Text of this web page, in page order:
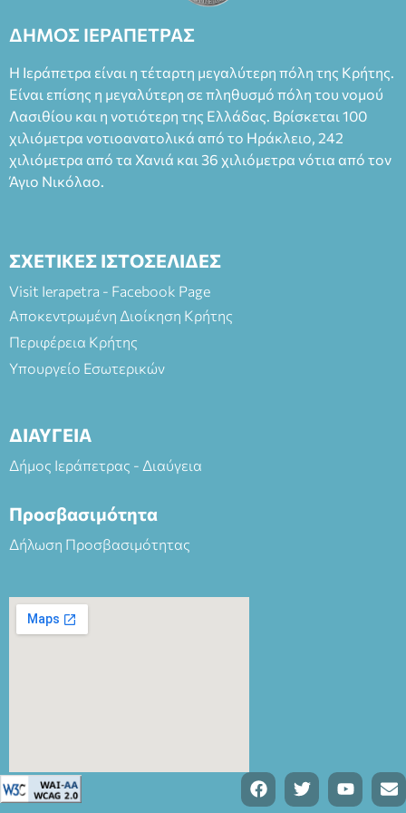
Φεδερίκο. Σκηνοθεσία: Βαγγέλης Θεοδωρόπουλος Είσοδος: :
άνω των 65 Προπώληση: Βιβλιοπωλείο Πάπυρος (Πλατεία
Πλαστήρα), E&G Mini market (Δημοκρατίας 39 Ιεράπετρα)
και στο more.com Χώρος: 3ο Γυμνάσιο Ιεράπετρας
(Είσοδος ΕΠΑ.Λ.) Έναρξη 21:15 Οργάνωση: ΚΝΩΣΟΣ
ΘΕΑΤΡΙΚΕΣ ΠΑΡΑΓΩΓΕΣ ΕΕ
ΔΗΜΟΣ ΙΕΡΑΠΕΤΡΑΣ
Η Ιεράπετρα είναι η τέταρτη μεγαλύτερη πόλη της Κρήτης.
Είναι επίσης η μεγαλύτερη σε πληθυσμό πόλη του νομού
Λασιθίου και η νοτιότερη της Ελλάδας. Βρίσκεται 100
χιλιόμετρα νοτιοανατολικά από το Ηράκλειο, 242
χιλιόμετρα από τα Χανιά και 36 χιλιόμετρα νότια από τον
Άγιο Νικόλαο.
ΣΧΕΤΙΚΕΣ ΙΣΤΟΣΕΛΙΔΕΣ
Visit Ierapetra - Facebook Page
Αποκεντρωμένη Διοίκηση Κρήτης
Περιφέρεια Κρήτης
Υπουργείο Εσωτερικών
ΔΙΑΥΓΕΙΑ
Δήμος Ιεράπετρας - Διαύγεια
Προσβασιμότητα
Δήλωση Προσβασιμότητας